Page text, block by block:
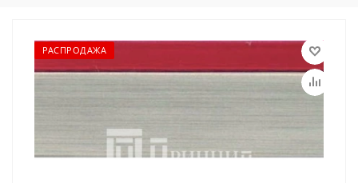
РАСПРОДАЖА